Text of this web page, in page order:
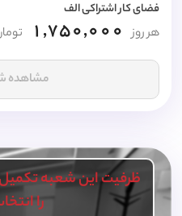
فضای کار اشتراکی الف
هر روز 1,750,000
مشاهده
ظرفیت این شعبه
را